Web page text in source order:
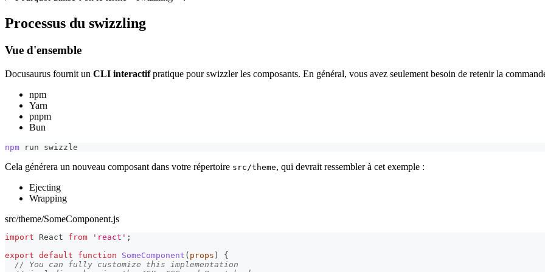
Processus du swizzling
Vue d'ensemble
Docusaurus fournit un CLI interactifpratique pour swizzler les composants. En général, vous avez seulement besoin de retenir la
npm
Yarn
pnpm
Bun
npm run swizzle
Cela générera un nouveau composant dans votre répertoire src/theme, qui devrait ressembler à cet exemple :
Ejecting
Wrapping
src/theme/SomeComponent.js
import React from 'react' ;
export default function SomeComponent ( props )
{
// You can fully customize this implementation